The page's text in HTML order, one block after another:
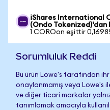
iShares International
(Ondo Tokenized)'dan
1 COROon eşittir
Sorumluluk Reddi
Bu ürün Lowe's tarafından
onaylanmamış veya Lowe's
ve diğer ticari markalar
tanımlamak amacıyla